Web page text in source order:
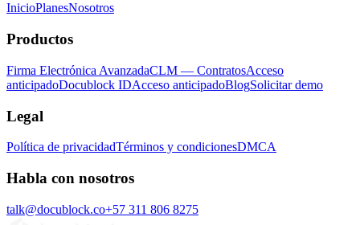
InicioPlanesNosotros
Productos
Firma Electrónica AvanzadaCLM — ContratosAcceso
anticipadoDocublock IDAcceso anticipadoBlogSolicitar demo
Legal
Política de privacidadTérminos y condicionesDMCA
Habla con nosotros
talk@docublock.co+57 311 806 8275